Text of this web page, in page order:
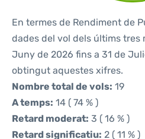
En termes de Rendiment de
dades del vol dels últims tres
Juny de 2026 fins a 31 de
obtingut aquestes xifres.
Nombre total de vols: 19
A temps: 14 ( 74 % )
Retard moderat: 3 ( 16 % )
Retard significatiu: 2 ( 11 % )